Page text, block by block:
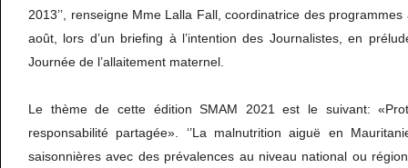
2013’’, renseigne Mme Lalla Fall, coordinatrice des
août, lors d’un briefing à l’intention des Journalistes, en
Journée de l’allaitement maternel.
Le thème de cette édition SMAM 2021 est le suivant:
responsabilité partagée». ‘’La malnutrition aiguë en
saisonnières avec des prévalences au niveau national ou